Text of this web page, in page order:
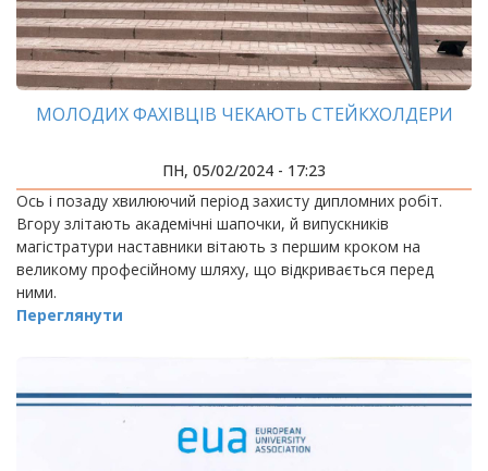
МОЛОДИХ ФАХІВЦІВ ЧЕКАЮТЬ СТЕЙКХОЛДЕРИ
ПН, 05/02/2024 - 17:23
Ось і позаду хвилюючий період захисту дипломних робіт.
Вгору злітають академічні шапочки, й випускників
магістратури наставники вітають з першим кроком на
великому професійному шляху, що відкривається перед
ними.
Переглянути